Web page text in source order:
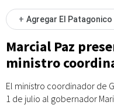
+ Agregar El Patagonico
Marcial Paz
ministro
El ministro coordinador de
1 de julio al gobernador